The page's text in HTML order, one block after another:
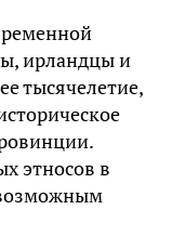
ирландцы и
тысячелетие,
этносов в